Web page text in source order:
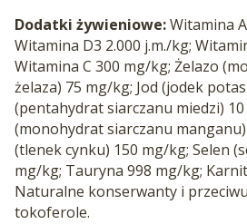
Dodatki żywieniowe:Witamina
Witamina D3 2.000 j.m./kg;
Witamina C 300 mg/kg; Żelazo
żelaza) 75 mg/kg; Jod (jodek
(pentahydrat siarczanu miedzi)
(monohydrat siarczanu
(tlenek cynku) 150 mg/kg; Selen
mg/kg; Tauryna 998 mg/kg;
Naturalne konserwanty i
tokoferole.